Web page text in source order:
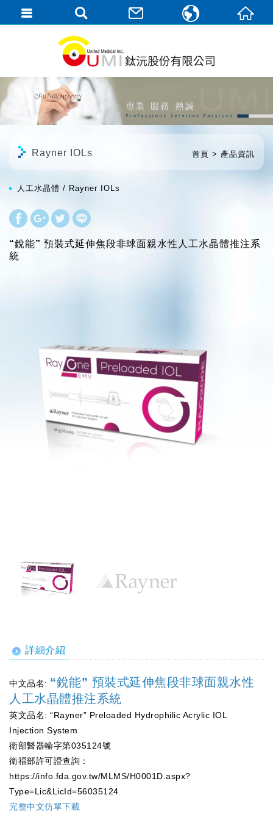
首頁 產品資訊
Rayner IOLs
人工水晶體 Rayner IOLs
“銳能” 預裝式延伸焦段非球面親水性人工水晶體推注系
統
詳細介紹
中文品名: “銳能” 預裝式延伸焦段非球面親水性
人工水晶體推注系統
英文品名: “Rayner” Preloaded Hydrophilic Acrylic IOL
Injection System
衛部醫器輸字第035124號
衛福部許可證查詢：
https://info.fda.gov.tw/MLMS/H0001D.aspx?
Type=Lic&LicId=56035124
完整中文仿單下載
English